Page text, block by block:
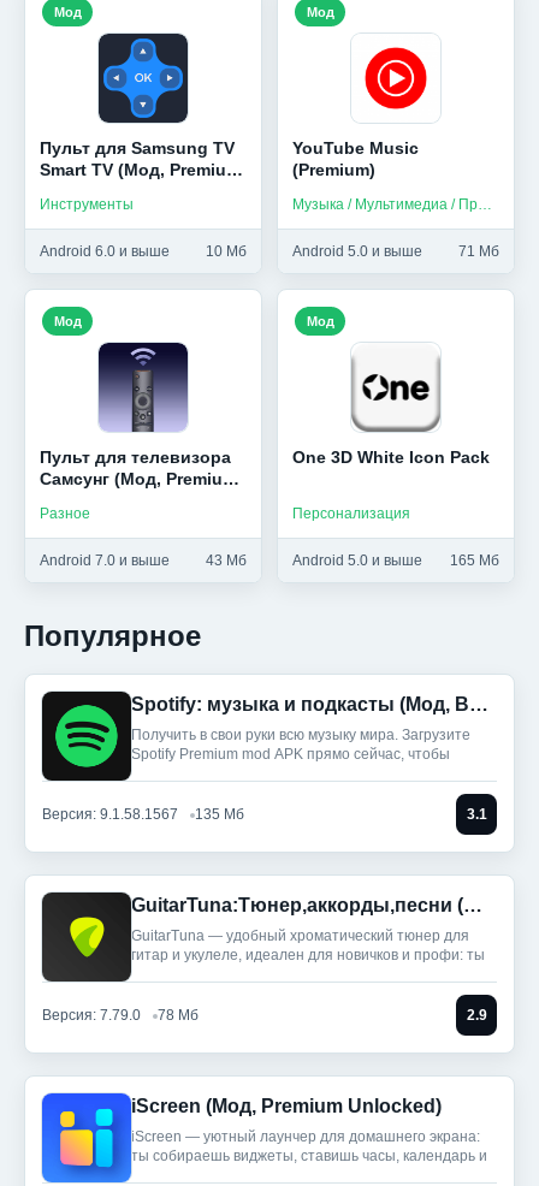
Пульт для Samsung TV
Smart TV (Мод, Premium
Инструменты
Android 6.0 и выше 10 Мб
Мод
YouTube Music
(Premium)
Музыка / Мультимедиа / Приложения на русском
Android 5.0 и выше 71 Мб
Мод
Пульт для телевизора
Самсунг (Мод, Premium
Разное
Android 7.0 и выше 43 Мб
Мод
One 3D White Icon Pack
Персонализация
Android 5.0 и выше 165 Мб
Мод
Популярное
Spotify: музыка и подкасты (Мод, Всё разблокировано)
Получить в свои руки всю музыку мира. Загрузите
Spotify Premium mod APK прямо сейчас, чтобы
Версия: 9.1.58.1567 135 Мб 3.1
GuitarTuna:Тюнер,аккорды,песни (Мод, Premium Unlocked)
GuitarTuna — удобный хроматический тюнер для
гитар и укулеле, идеален для новичков и профи: ты
Версия: 7.79.0 78 Мб 2.9
iScreen (Мод, Premium Unlocked)
iScreen — уютный лаунчер для домашнего экрана:
ты собираешь виджеты, ставишь часы, календарь и